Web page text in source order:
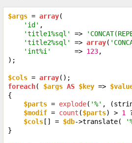
$args = array(
'id' ,
'title1%sql'
=>
'title2%sql'
=> array(
'int%i'
      =>
123,
);
$cols = array
foreach( $args AS $key =>
{
$parts = explode( '%' ,
$modif = count ($parts) > 1
$cols[] = $db->translate(
}